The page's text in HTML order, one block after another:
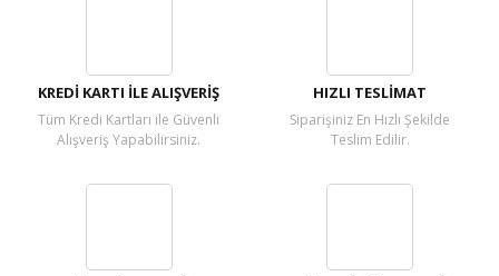
KREDİ KARTI İLE ALIŞVERİŞ
Tüm Kredi Kartları ile Güvenli
Alışveriş Yapabilirsiniz.
HIZLI TESLİMAT
Siparişiniz En Hızlı Şekilde
Teslim Edilir.